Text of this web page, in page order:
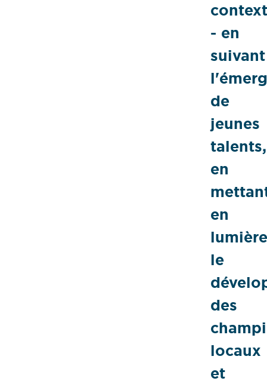
- en
suivant
de
jeunes
talents,
en
en
lumière
le
des
locaux
et